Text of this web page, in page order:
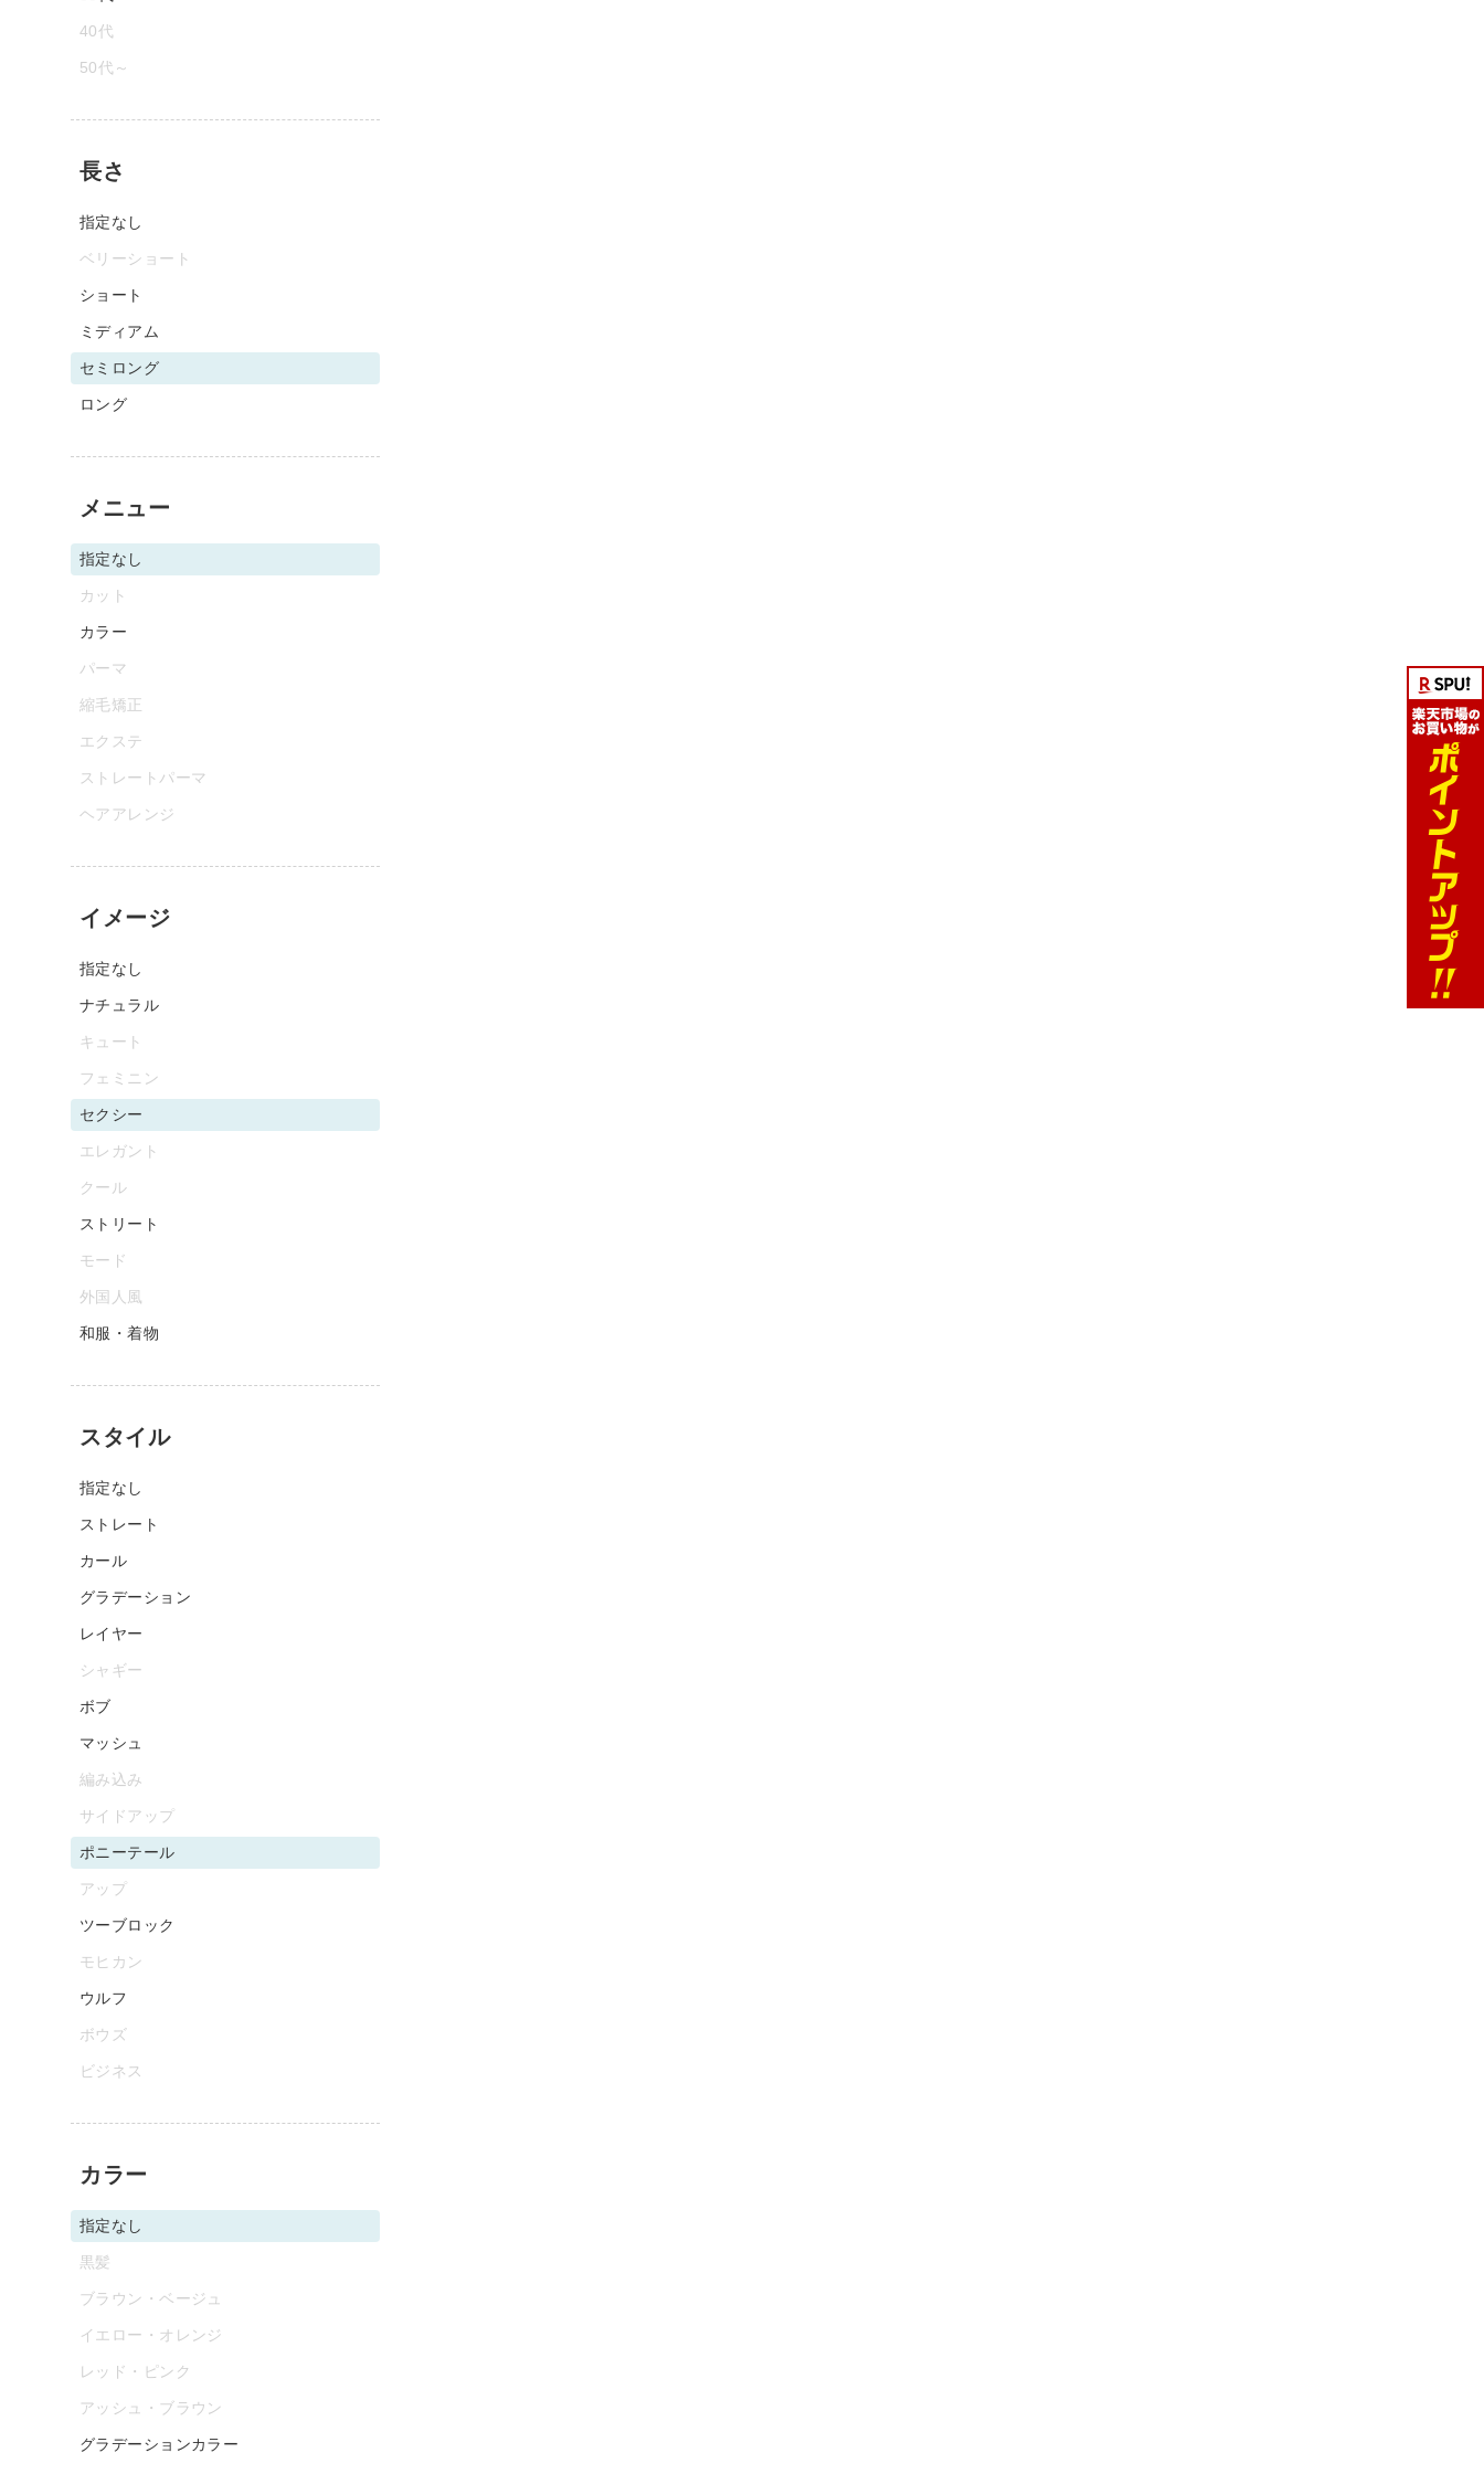
40代
50代～
長さ
指定なし
ベリーショート
ショート
ミディアム
セミロング
ロング
メニュー
指定なし
カット
カラー
パーマ
縮毛矯正
エクステ
ストレートパーマ
ヘアアレンジ
イメージ
指定なし
ナチュラル
キュート
フェミニン
セクシー
エレガント
クール
ストリート
モード
外国人風
和服・着物
スタイル
指定なし
ストレート
カール
グラデーション
レイヤー
シャギー
ボブ
マッシュ
編み込み
サイドアップ
ポニーテール
アップ
ツーブロック
モヒカン
ウルフ
ボウズ
ビジネス
カラー
指定なし
黒髪
ブラウン・ベージュ
イエロー・オレンジ
レッド・ピンク
アッシュ・ブラウン
グラデーションカラー